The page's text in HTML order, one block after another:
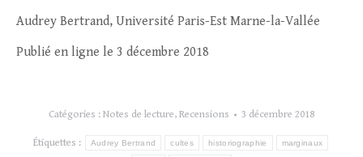
Audrey Bertrand, Université Paris-Est Marne-la-Vallée
Publié en ligne le 3 décembre 2018
Catégories : Notes de lecture, Recensions 3 décembre 2018
Étiquettes : Audrey Bertrand cultes historiographie marginaux